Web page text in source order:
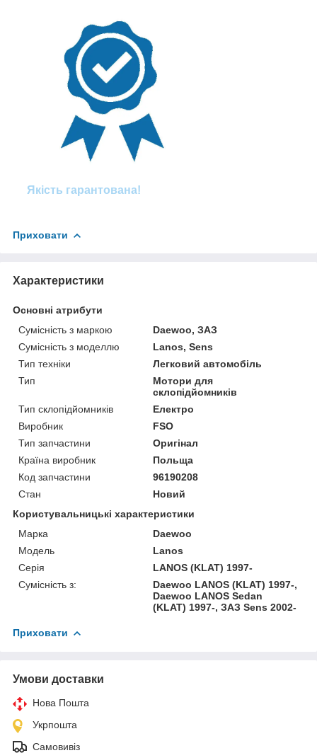
Якість гарантована!
Приховати
Характеристики
Основні атрибути
Сумісність з маркою
Daewoo, ЗАЗ
Сумісність з моделлю
Lanos, Sens
Тип техніки
Легковий автомобіль
Тип
Мотори для
склопідйомників
Тип склопідйомників
Електро
Виробник
FSO
Тип запчастини
Оригінал
Країна виробник
Польща
Код запчастини
96190208
Стан
Новий
Користувальницькі характеристики
Марка
Daewoo
Модель
Lanos
Серія
LANOS (KLAT) 1997-
Сумісність з:
Daewoo LANOS (KLAT) 1997-,
Daewoo LANOS Sedan
(KLAT) 1997-, ЗАЗ Sens 2002-
Приховати
Умови доставки
Нова Пошта
Укрпошта
Самовивіз